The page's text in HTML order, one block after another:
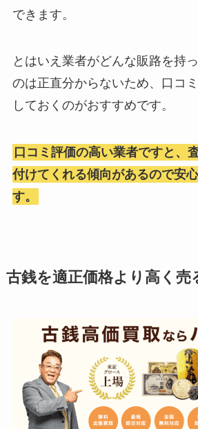
できます。
とはいえ業者がどんな販路を持
のは正直分からないため、口コ
しておくのがおすすめです。
口コミ評価の高い業者ですと、
付けてくれる傾向があるので安
す。
古銭を適正価格より高く